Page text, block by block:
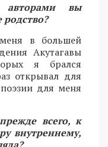
вы
в большей
Акутагавы
я брался
открывал для
для меня
всего, к
внутреннему,